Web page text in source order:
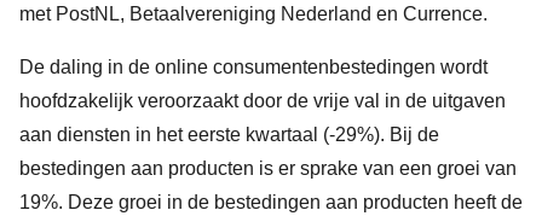
met PostNL, Betaalvereniging Nederland en Currence.
De daling in de online consumentenbestedingen wordt
hoofdzakelijk veroorzaakt door de vrije val in de uitgaven
aan diensten in het eerste kwartaal (-29%). Bij de
bestedingen aan producten is er sprake van een groei van
19%. Deze groei in de bestedingen aan producten heeft de